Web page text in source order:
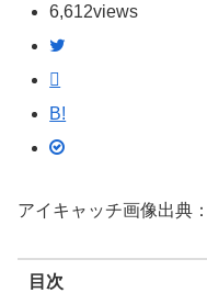
6,612views
B!
アイキャッチ画像出典：
目次